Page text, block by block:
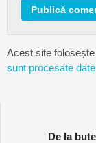
Acest site
sunt procesate
De la